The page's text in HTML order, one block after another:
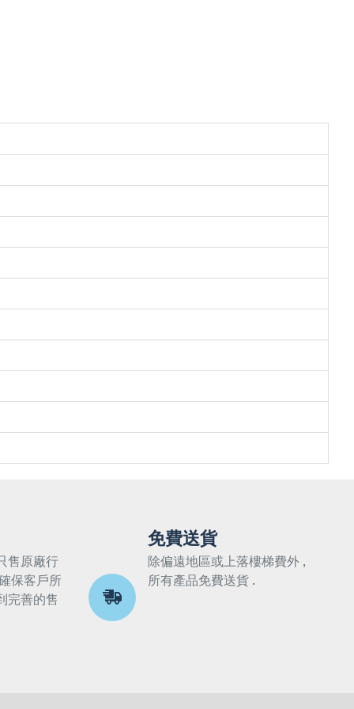
售原廠行
保客戶所
完善的售
免費送貨
除偏遠地區或上落樓梯費外 ,
所有產品免費送貨 .